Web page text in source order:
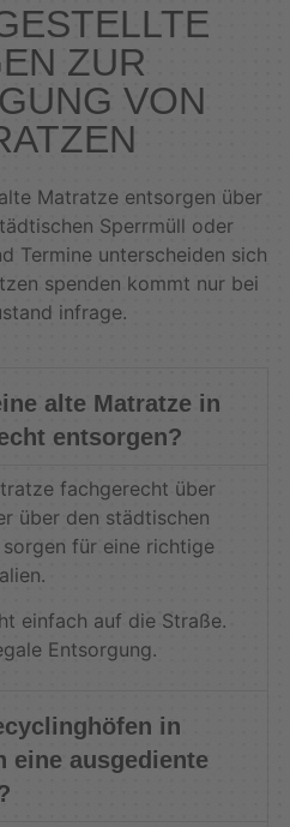
ZUR
VON
Matratze entsorgen über
Sperrmüll oder
Termine unterscheiden sich
spenden kommt nur bei
infrage.
alte Matratze in
entsorgen?
fachgerecht über
über den städtischen
für eine richtige
einfach auf die Straße.
Entsorgung.
in
eine ausgediente